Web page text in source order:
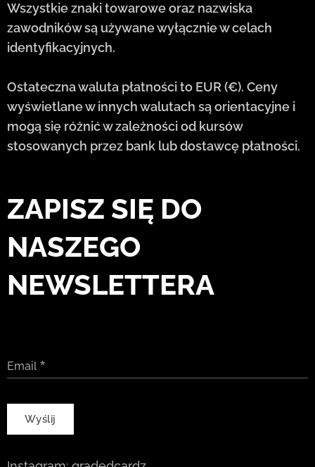
Wszystkie znaki towarowe oraz nazwiska
zawodników są używane wyłącznie w celach
identyfikacyjnych.
Ostateczna waluta płatności to EUR (€). Ceny
wyświetlane w innych walutach są orientacyjne i
mogą się różnić w zależności od kursów
stosowanych przez bank lub dostawcę płatności.
ZAPISZ SIĘ DO
NASZEGO
NEWSLETTERA
Email
Wyślij